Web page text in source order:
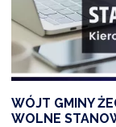
WÓJT GMINY
WOLNE